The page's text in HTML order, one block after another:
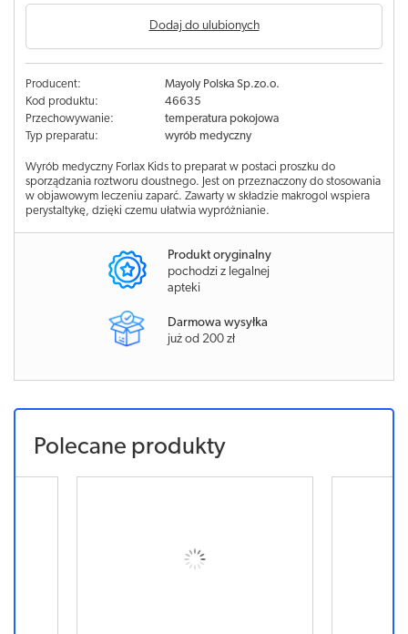
Dodaj do ulubionych
Producent:
Mayoly Polska Sp.zo.o.
Kod produktu:
46635
Przechowywanie:
temperatura pokojowa
Typ preparatu:
wyrób medyczny
Wyrób medyczny Forlax Kids to preparat w postaci proszku do
sporządzania roztworu doustnego. Jest on przeznaczony do stosowania
w objawowym leczeniu zaparć. Zawarty w składzie makrogol wspiera
perystaltykę, dzięki czemu ułatwia wypróżnianie.
Produkt oryginalny
pochodzi z legalnej
apteki
Darmowa wysyłka
już od 200 zł
Polecane produkty